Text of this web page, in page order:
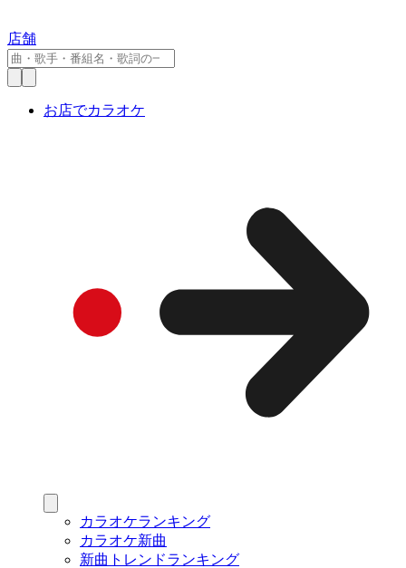
店舗
お店でカラオケ
カラオケランキング
カラオケ新曲
新曲トレンドランキング